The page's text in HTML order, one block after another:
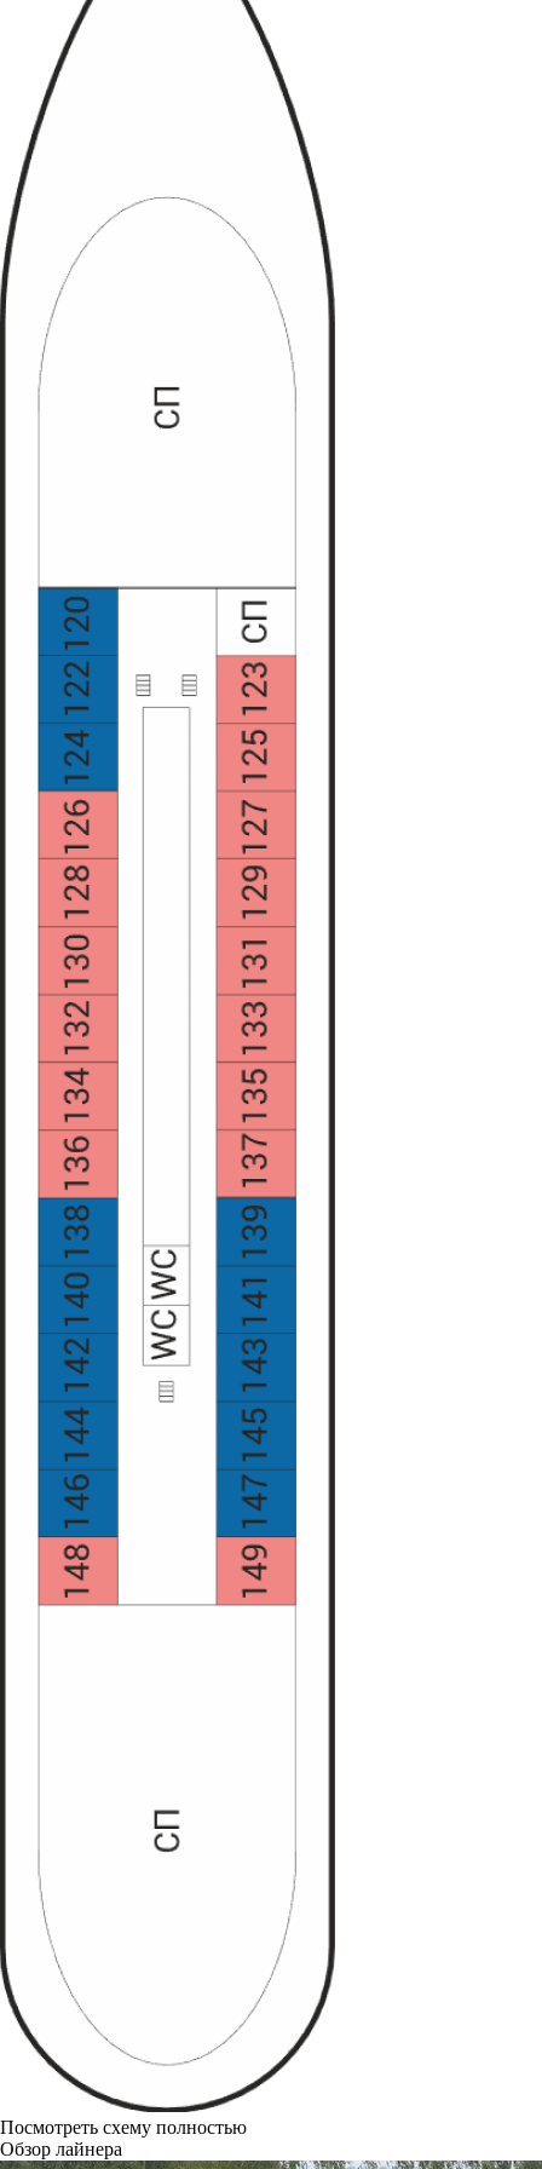
Посмотреть схему полностью
Обзор лайнера